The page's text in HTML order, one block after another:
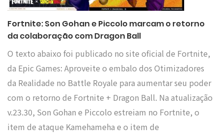
Fortnite: Son Gohan e Piccolo marcam o retorno
da colaboração com Dragon Ball
O texto abaixo foi publicado no site oficial de Fortnite,
da Epic Games: Aproveite o embalo dos Otimizadores
da Realidade no Battle Royale para aumentar seu poder
com o retorno de Fortnite + Dragon Ball. Na atualização
v.23.30, Son Gohan e Piccolo estreiam no Fortnite, o
item de ataque Kamehameha e o item de